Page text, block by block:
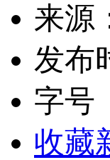
来源
发布
字号
收藏